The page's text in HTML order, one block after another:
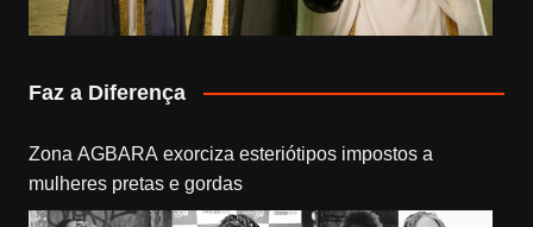
Faz a Diferença
Zona AGBARA exorciza esteriótipos impostos a
mulheres pretas e gordas